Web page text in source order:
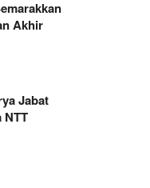
Akhir
Jabat
NTT